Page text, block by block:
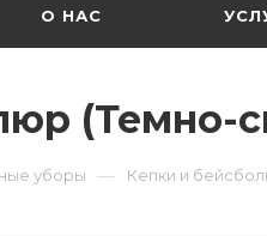
О НАС
(Темно-
уборы — Кепки и